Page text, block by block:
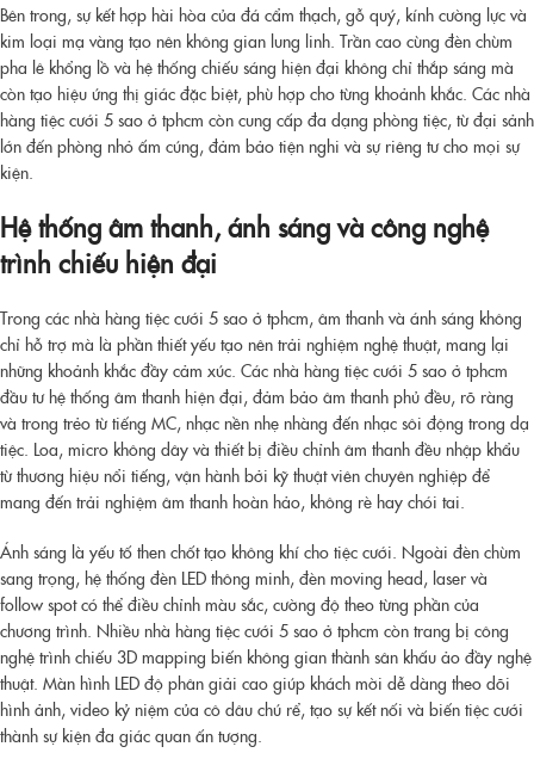
Bên trong, sự kết hợp hài hòa của đá cẩm thạch, gỗ quý, kính cường lực và
kim loại mạ vàng tạo nên không gian lung linh. Trần cao cùng đèn chùm
pha lê khổng lồ và hệ thống chiếu sáng hiện đại không chỉ thắp sáng mà
còn tạo hiệu ứng thị giác đặc biệt, phù hợp cho từng khoảnh khắc. Các nhà
hàng tiệc cưới 5 sao ở tphcm còn cung cấp đa dạng phòng tiệc, từ đại sảnh
lớn đến phòng nhỏ ấm cúng, đảm bảo tiện nghi và sự riêng tư cho mọi sự
kiện.
Hệ thống âm thanh, ánh sáng và công nghệ
trình chiếu hiện đại
Trong các nhà hàng tiệc cưới 5 sao ở tphcm, âm thanh và ánh sáng không
chỉ hỗ trợ mà là phần thiết yếu tạo nên trải nghiệm nghệ thuật, mang lại
những khoảnh khắc đầy cảm xúc. Các nhà hàng tiệc cưới 5 sao ở tphcm
đầu tư hệ thống âm thanh hiện đại, đảm bảo âm thanh phủ đều, rõ ràng
và trong trẻo từ tiếng MC, nhạc nền nhẹ nhàng đến nhạc sôi động trong dạ
tiệc. Loa, micro không dây và thiết bị điều chỉnh âm thanh đều nhập khẩu
từ thương hiệu nổi tiếng, vận hành bởi kỹ thuật viên chuyên nghiệp để
mang đến trải nghiệm âm thanh hoàn hảo, không rè hay chói tai.
Ánh sáng là yếu tố then chốt tạo không khí cho tiệc cưới. Ngoài đèn chùm
sang trọng, hệ thống đèn LED thông minh, đèn moving head, laser và
follow spot có thể điều chỉnh màu sắc, cường độ theo từng phần của
chương trình. Nhiều nhà hàng tiệc cưới 5 sao ở tphcm còn trang bị công
nghệ trình chiếu 3D mapping biến không gian thành sân khấu ảo đầy nghệ
thuật. Màn hình LED độ phân giải cao giúp khách mời dễ dàng theo dõi
hình ảnh, video kỷ niệm của cô dâu chú rể, tạo sự kết nối và biến tiệc cưới
thành sự kiện đa giác quan ấn tượng.